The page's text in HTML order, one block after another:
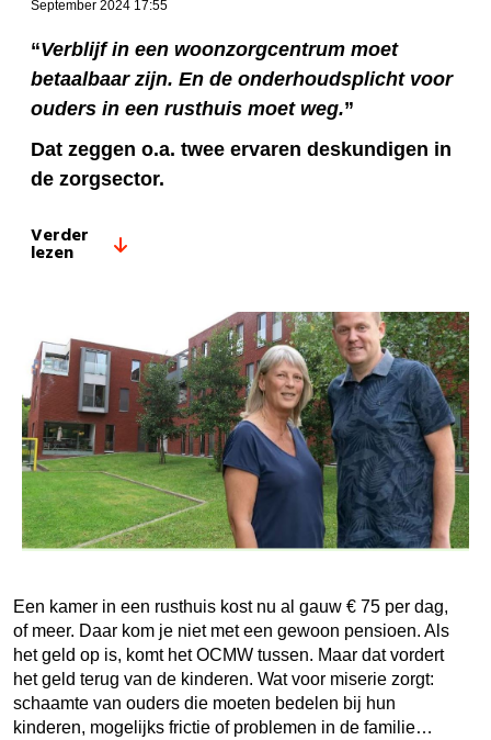
September 2024 17:55
“Verblijf in een woonzorgcentrum moet
betaalbaar zijn. En de onderhoudsplicht voor
ouders in een rusthuis moet weg.”
Dat zeggen o.a. twee ervaren deskundigen in
de zorgsector.
Verder
lezen
Een kamer in een rusthuis kost nu al gauw € 75 per dag,
of meer. Daar kom je niet met een gewoon pensioen. Als
het geld op is, komt het OCMW tussen. Maar dat vordert
het geld terug van de kinderen. Wat voor miserie zorgt:
schaamte van ouders die moeten bedelen bij hun
kinderen, mogelijks frictie of problemen in de familie…